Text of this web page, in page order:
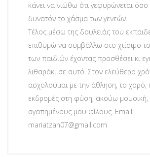
κάνει να νιώθω ότι γεφυρώνεται όσο
δυνατόν το χάσμα των γενεών.
Τέλος μέσω της δουλειάς του
επιθυμώ να συμβάλλω στο χτίσιμο
των παιδιών έχοντας προσθέσει κι
λιθαράκι σε αυτό. Στον ελεύθερο
ασχολούμαι με την άθληση, το χορό,
εκδρομές στη φύση, ακούω μουσική,
αγαπημένους μου φίλους. Email:
mariatzan07@gmail.com